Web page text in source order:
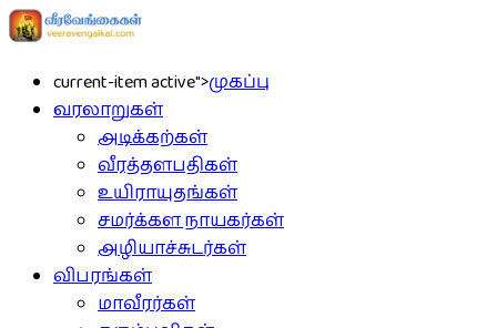
current-item active">முகப்பு
வரலாறுகள்
அடிக்கற்கள்
வீரத்தளபதிகள்
உயிராயுதங்கள்
சமர்க்கள நாயகர்கள்
அழியாச்சுடர்கள்
விபரங்கள்
மாவீரர்கள்